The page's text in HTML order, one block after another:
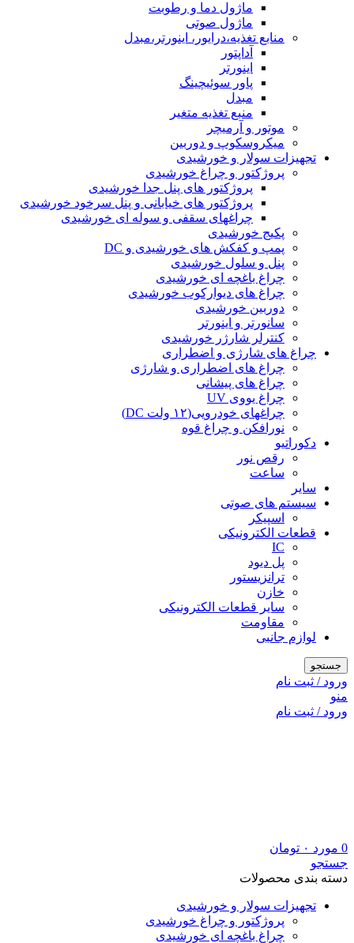
ماژول دما و رطوبت
ماژول صوتی
منابع تغذیه،درایور، اینورتر،مبدل
آداپتور
اینورتر
پاور سوئیچینگ
مبدل
منبع تغذیه متغیر
موتور و آرمیچر
میکروسکوپ و دوربین
تجهیزات سولار و خورشیدی
پروژکتور و چراغ خورشیدی
پروژکتور های پنل جدا خورشیدی
پروژکتور های خیابانی و پنل سرخود خورشیدی
چراغهای سقفی و سوله ای خورشیدی
پکیج خورشیدی
پمپ و کفکش های خورشیدی و DC
پنل و سلول خورشیدی
چراغ باغچه ای خورشیدی
چراغ های دیوارکوب خورشیدی
دوربین خورشیدی
سانورتر و اینورتر
کنترلر شارژر خورشیدی
چراغ های شارژی و اضطراری
چراغ های اضطراری و شارژی
چراغ های پیشانی
چراغ یووی UV
چراغهای خودرویی(۱۲ ولت DC)
نورافکن و چراغ قوه
دکوراتیو
رقص نور
ساعت
سایر
سیستم های صوتی
اسپیکر
قطعات الکترونیکی
IC
پل دیود
ترانزیستور
خازن
سایر قطعات الکترونیکی
مقاومت
لوازم جانبی
جستجو
ورود / ثبت نام
منو
ورود / ثبت نام
0 مورد ۰ تومان
جستجو
دسته بندی محصولات
تجهیزات سولار و خورشیدی
پروژکتور و چراغ خورشیدی
چراغ باغچه ای خورشیدی